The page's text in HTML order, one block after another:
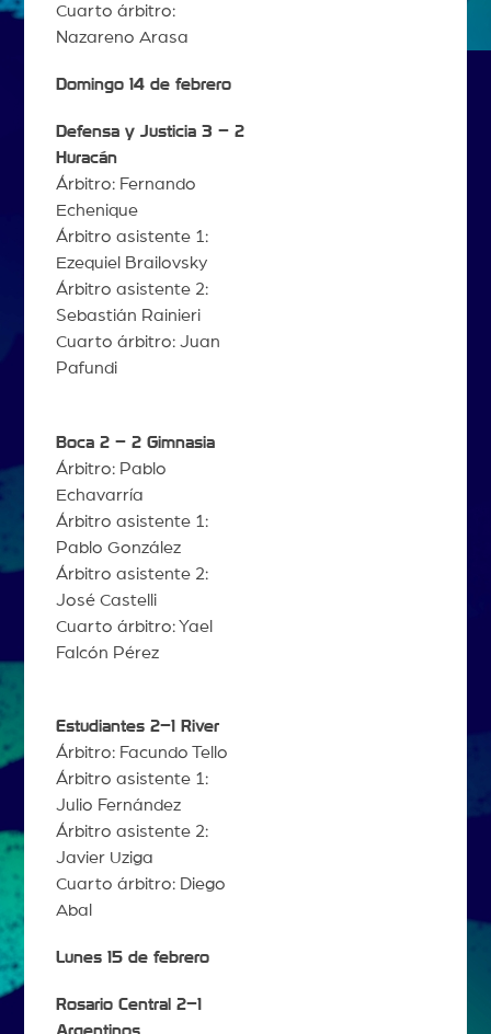
Cuarto árbitro:
Nazareno Arasa
Domingo 14 de febrero
Defensa y Justicia 3 – 2
Huracán
Árbitro: Fernando
Echenique
Árbitro asistente 1:
Ezequiel Brailovsky
Árbitro asistente 2:
Sebastián Rainieri
Cuarto árbitro: Juan
Pafundi
Boca 2 – 2 Gimnasia
Árbitro: Pablo
Echavarría
Árbitro asistente 1:
Pablo González
Árbitro asistente 2:
José Castelli
Cuarto árbitro: Yael
Falcón Pérez
Estudiantes 2–1 River
Árbitro: Facundo Tello
Árbitro asistente 1:
Julio Fernández
Árbitro asistente 2:
Javier Uziga
Cuarto árbitro: Diego
Abal
Lunes 15 de febrero
Rosario Central 2–1